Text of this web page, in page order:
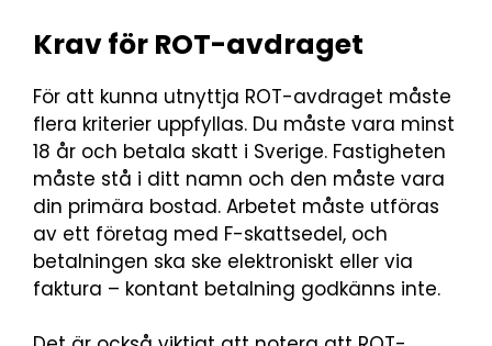
Krav för ROT-avdraget
För att kunna utnyttja ROT-avdraget måste
flera kriterier uppfyllas. Du måste vara minst
18 år och betala skatt i Sverige. Fastigheten
måste stå i ditt namn och den måste vara
din primära bostad. Arbetet måste utföras
av ett företag med F-skattsedel, och
betalningen ska ske elektroniskt eller via
faktura – kontant betalning godkänns inte.